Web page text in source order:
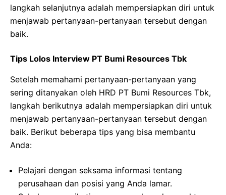
langkah selanjutnya adalah mempersiapkan diri untuk
menjawab pertanyaan-pertanyaan tersebut dengan
baik.
Tips Lolos Interview PT Bumi Resources Tbk
Setelah memahami pertanyaan-pertanyaan yang
sering ditanyakan oleh HRD PT Bumi Resources Tbk,
langkah berikutnya adalah mempersiapkan diri untuk
menjawab pertanyaan-pertanyaan tersebut dengan
baik. Berikut beberapa tips yang bisa membantu
Anda:
Pelajari dengan seksama informasi tentang
perusahaan dan posisi yang Anda lamar.